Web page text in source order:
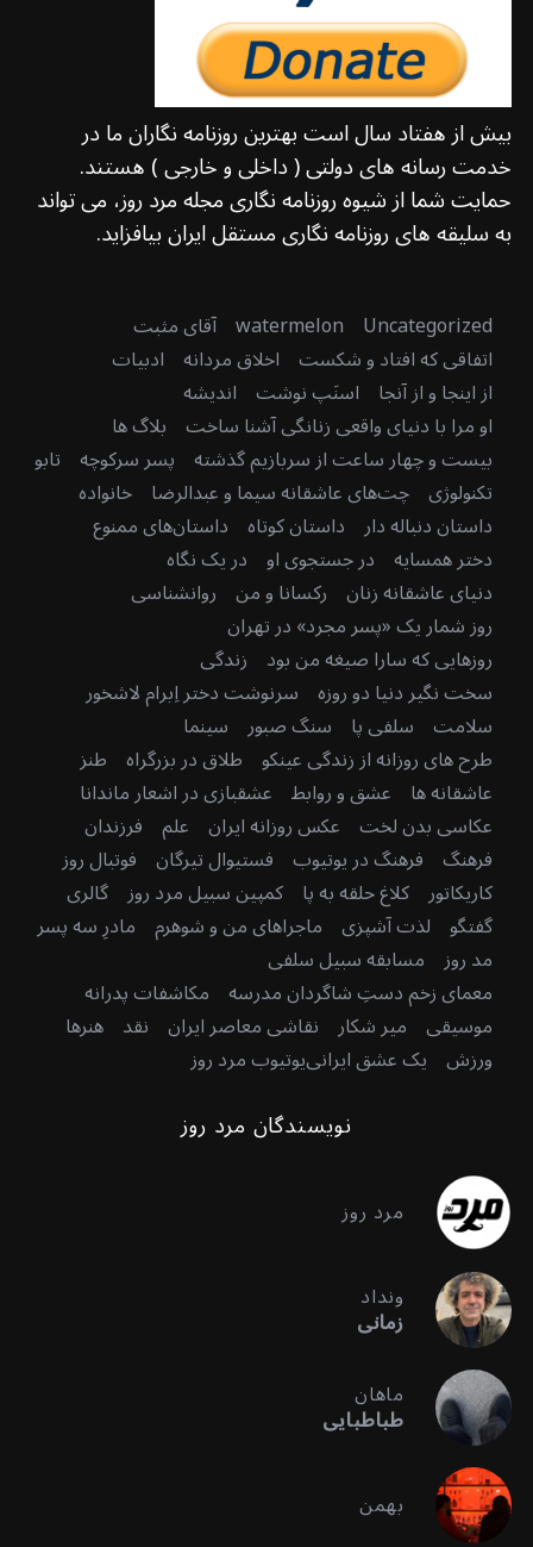
بیش از هفتاد سال است بهترین روزنامه نگاران ما در
خدمت رسانه های دولتی ( داخلی و خارجی ) هستند.
حمایت شما از شیوه روزنامه نگاری مجله مرد روز، می تواند
به سلیقه های روزنامه نگاری مستقل ایران بیافزاید.
Uncategorized
watermelon آقای مثبت
اتفاقی که افتاد و شکست اخلاق مردانه ادبیات
از اینجا و از آنجا اسنَپ نوشت اندیشه
او مرا با دنیای واقعی زنانگی آشنا ساخت بلاگ ها
بیست و چهار ساعت از سربازیم گذشته پسر سرکوچه تابو
تکنولوژی چت‌های عاشقانه سیما و عبدالرضا خانواده
داستان دنباله دار داستان کوتاه داستان‌های ممنوع
دختر همسایه در جستجوی او در یک نگاه
دنیای عاشقانه زنان رکسانا و من روانشناسی
روز شمار یک «پسر مجرد» در تهران
روزهایی که سارا صیغه من بود زندگی
سخت نگیر دنیا دو روزه سرنوشت دختر اِبرام لاشخور
سلامت سلفی پا سنگ صبور سینما
طرح های روزانه از زندگی عینکو طلاق در بزرگراه طنز
عاشقانه ها عشق و روابط عشقبازی در اشعار ماندانا
عکاسی بدن لخت عکس روزانه ایران علم فرزندان
فرهنگ فرهنگ در یوتیوب فستیوال تیرگان فوتبال روز
کاریکاتور کلاغ حلقه به پا کمپین سبیل مرد روز گالری
گفتگو لذت آشپزی ماجراهای من و شوهرم مادرِ سه پسر
مد روز مسابقه سبیل سلفی
معمای زخم دستِ شاگردان مدرسه مکاشفات پدرانه
موسیقی میر شکار نقاشی معاصر ایران نقد هنرها
ورزش یک عشق ایرانییوتیوب مرد روز
نویسندگان مرد روز
مرد روز
ونداد
زمانی
ماهان
طباطبایی
بهمن